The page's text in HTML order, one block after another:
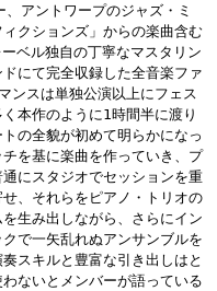
アントワープのジャズ・ミ
クションズ」からの楽曲含む
ベル独自の丁寧なマスタリン
にて完全収録した全音楽ファ
ンスは単独公演以上にフェス
本作のように1時間半に渡り
の全貌が初めて明らかになっ
を基に楽曲を作っていき、プ
にスタジオでセッションを重
、それらをピアノ・トリオの
生み出しながら、さらにイン
で一矢乱れぬアンサンブルを
スキルと豊富な引き出しはと
ないとメンバーが語っている